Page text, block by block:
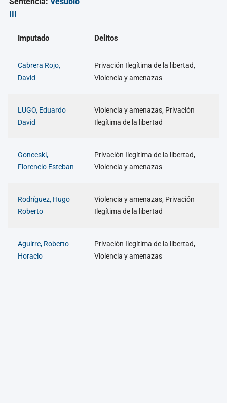
III
Imputado Delitos
Cabrera Rojo,
David
Privación Ilegítima de la libertad,
Violencia y amenazas
LUGO, Eduardo
David
Violencia y amenazas, Privación
Ilegítima de la libertad
Gonceski,
Florencio Esteban
Privación Ilegítima de la libertad,
Violencia y amenazas
Rodríguez, Hugo
Roberto
Violencia y amenazas, Privación
Ilegítima de la libertad
Aguirre, Roberto
Horacio
Privación Ilegítima de la libertad,
Violencia y amenazas